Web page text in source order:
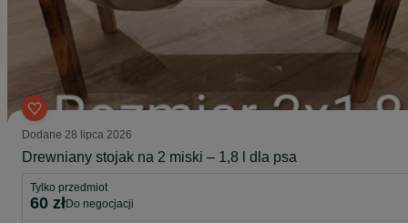
Dodane 28 lipca 2026
Drewniany stojak na 2 miski – 1,8 l dla psa
Tylko przedmiot
60 zł do negocjacji